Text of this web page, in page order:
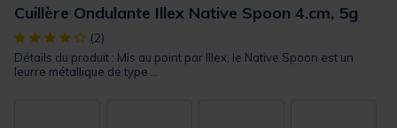
Cuillère Ondulante Illex Native Spoon 4.cm, 5g
[object Object] out of 5 Customer Rating
(2)
Détails du produit : Mis au point par Illex, le Native Spoon est un
leurre métallique de type ...